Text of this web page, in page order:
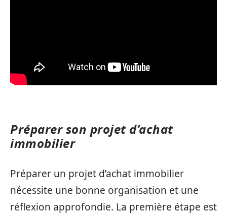
Préparer son projet d’achat
immobilier
Préparer un projet d’achat immobilier
nécessite une bonne organisation et une
réflexion approfondie. La première étape est